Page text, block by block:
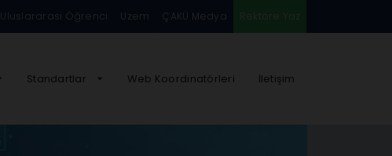
Uluslararası Öğrenci Uzem ÇAKÜ Medya Rektöre Yaz
Standartlar Web Koordinatörleri İletişim